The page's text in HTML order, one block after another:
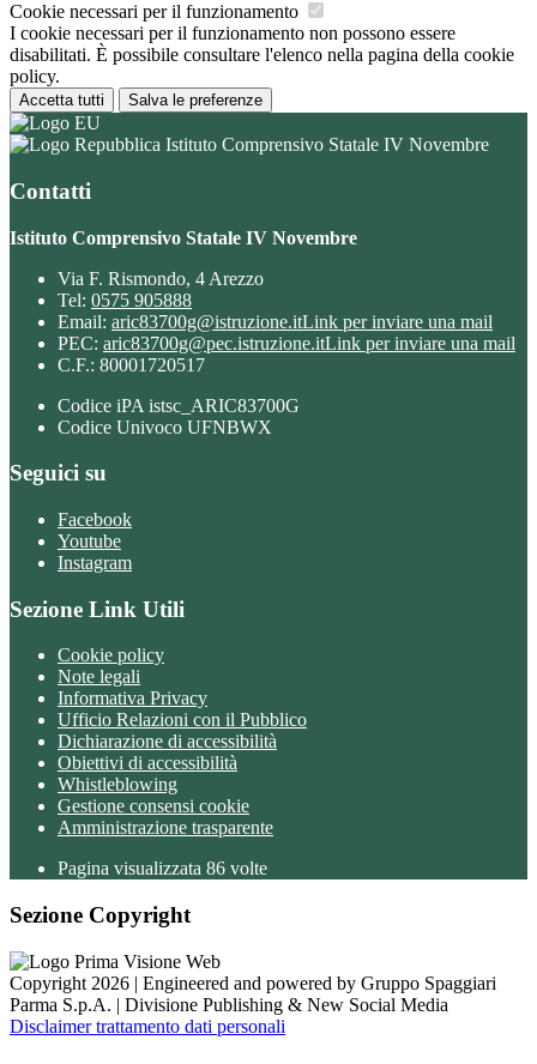
Cookie necessari per il funzionamento
I cookie necessari per il funzionamento non possono essere
disabilitati. È possibile consultare l'elenco nella pagina della cookie
policy.
Accetta tutti Salva le preferenze
Istituto Comprensivo Statale IV Novembre
Contatti
Istituto Comprensivo Statale IV Novembre
Via F. Rismondo, 4 Arezzo
Tel: 0575 905888
Email: aric83700g@istruzione.itLink per inviare una mail
PEC: aric83700g@pec.istruzione.itLink per inviare una mail
C.F.: 80001720517
Codice iPA istsc_ARIC83700G
Codice Univoco UFNBWX
Seguici su
Facebook
Youtube
Instagram
Sezione Link Utili
Cookie policy
Note legali
Informativa Privacy
Ufficio Relazioni con il Pubblico
Dichiarazione di accessibilità
Obiettivi di accessibilità
Whistleblowing
Gestione consensi cookie
Amministrazione trasparente
Pagina visualizzata 86 volte
Sezione Copyright
Copyright 2026 | Engineered and powered by Gruppo Spaggiari
Parma S.p.A. | Divisione Publishing & New Social Media
Disclaimer trattamento dati personali